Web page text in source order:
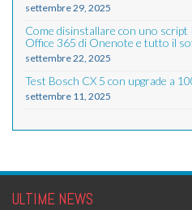
settembre 29, 2025
Come disinstallare con uno
Office 365 di Onenote e tutto il
settembre 22, 2025
Test Bosch CX 5 con upgrade a
settembre 11, 2025
ULTIME NEWS